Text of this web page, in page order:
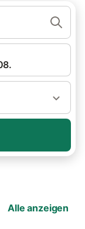
Alle anzeigen